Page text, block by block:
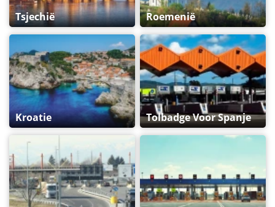
Tsjechië Roemenië
Kroatie Tolbadge Voor Spanje